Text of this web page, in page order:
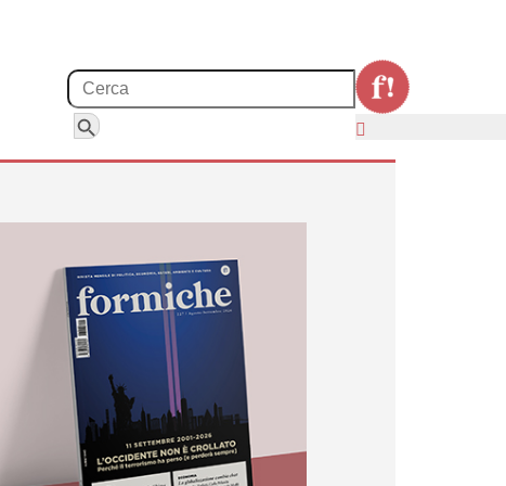
Search Button
e valorizza anche